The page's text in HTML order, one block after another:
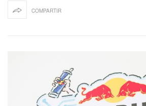
COMPARTIR